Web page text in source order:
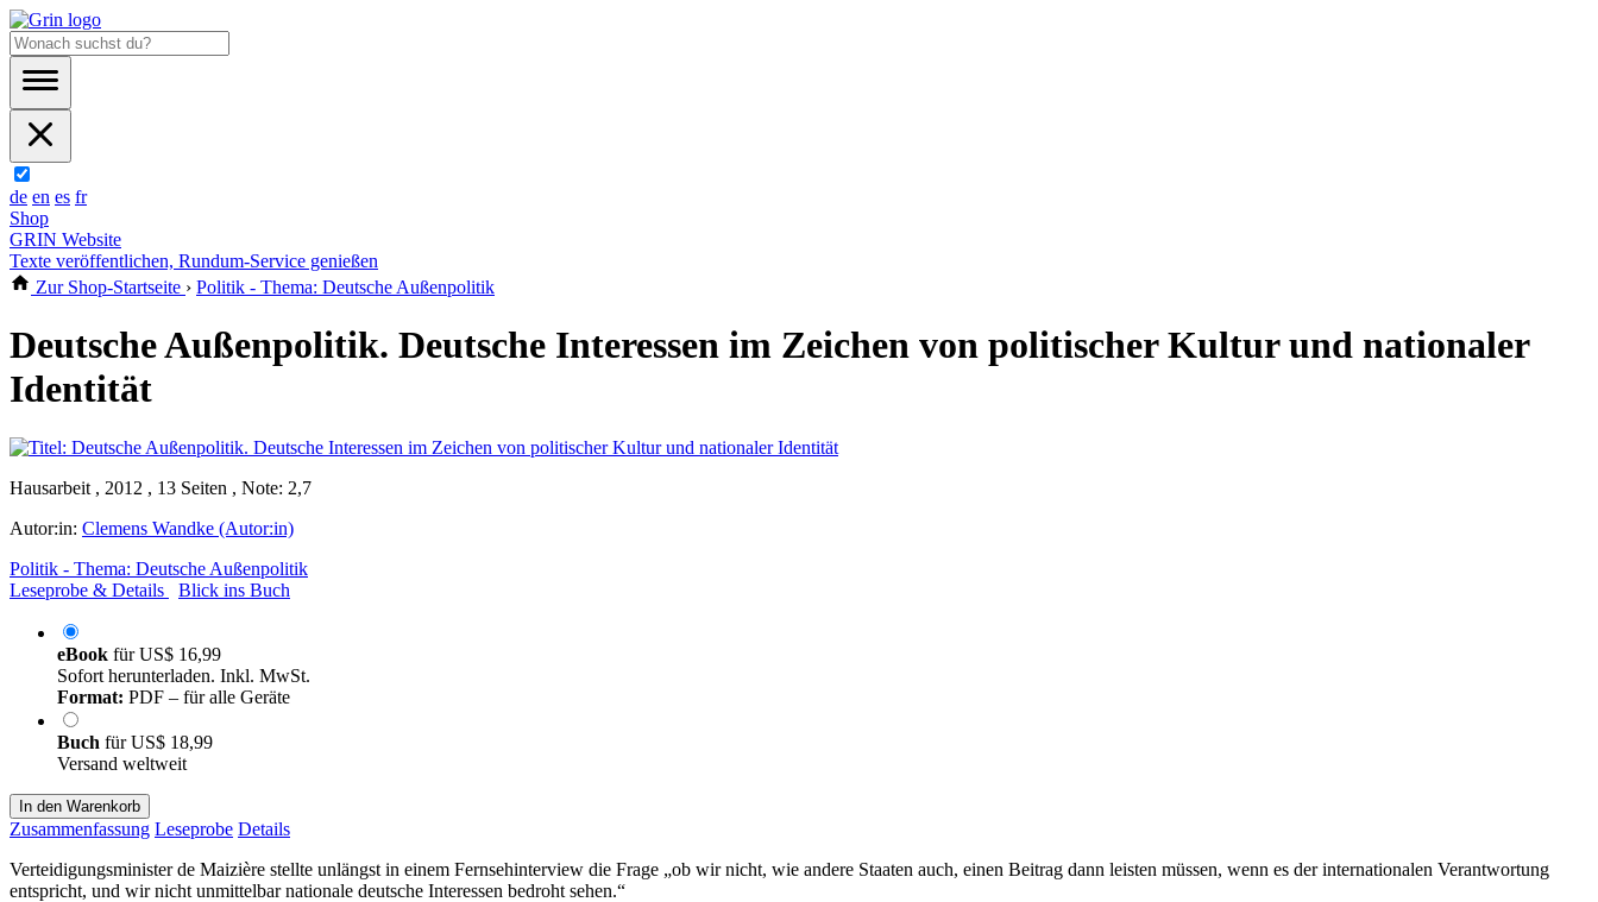
de en es fr
Shop
GRIN Website
Texte veröffentlichen, Rundum-Service genießen
Zur Shop-Startseite › Politik - Thema: Deutsche Außenpolitik
Deutsche Außenpolitik. Deutsche Interessen im Zeichen von politischer Kultur und nationaler
Identität
Hausarbeit , 2012 , 13 Seiten , Note: 2,7
Autor:in: Clemens Wandke (Autor:in)
Politik - Thema: Deutsche Außenpolitik
Leseprobe & Details
Blick ins Buch
eBook fürUS$ 16,99
Sofort herunterladen. Inkl. MwSt.
Format: PDF – für alle Geräte
Buch fürUS$ 18,99
Versand weltweit
In den Warenkorb
Zusammenfassung Leseprobe Details
Verteidigungsminister de Maizière stellte unlängst in einem Fernsehinterview die Frage „ob wir nicht, wie andere Staaten auch, einen Beitrag dann leisten müssen, wenn es der internationalen Verantwortung
entspricht, und wir nicht unmittelbar nationale deutsche Interessen bedroht sehen.“